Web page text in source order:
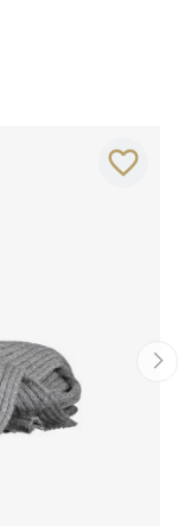
favorite_border